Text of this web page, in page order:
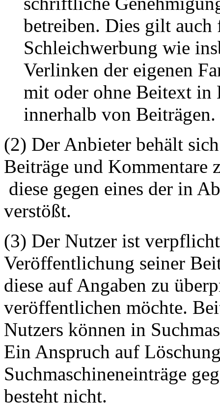
betreiben. Dies gilt auch
Schleichwerbung wie
Verlinken der eigenen
mit oder ohne Beitext in
innerhalb von Beiträgen.
(2) Der Anbieter behält
Beiträge und Kommentare
diese gegen eines der in
verstößt.
(3) Der Nutzer ist
Veröffentlichung seiner
diese auf Angaben zu
veröffentlichen möchte.
Nutzers können in
Ein Anspruch auf
Suchmaschineneinträge
besteht nicht.